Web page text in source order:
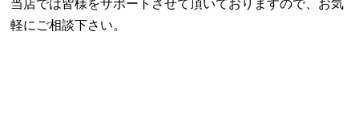
当店では皆様をサポートさせて頂いておりますので、お気
軽にご相談下さい。